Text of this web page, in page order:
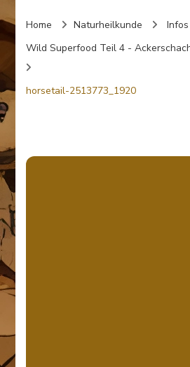
Home Naturheilkunde
Infos
Wild Superfood Teil 4 -
horsetail-2513773_1920